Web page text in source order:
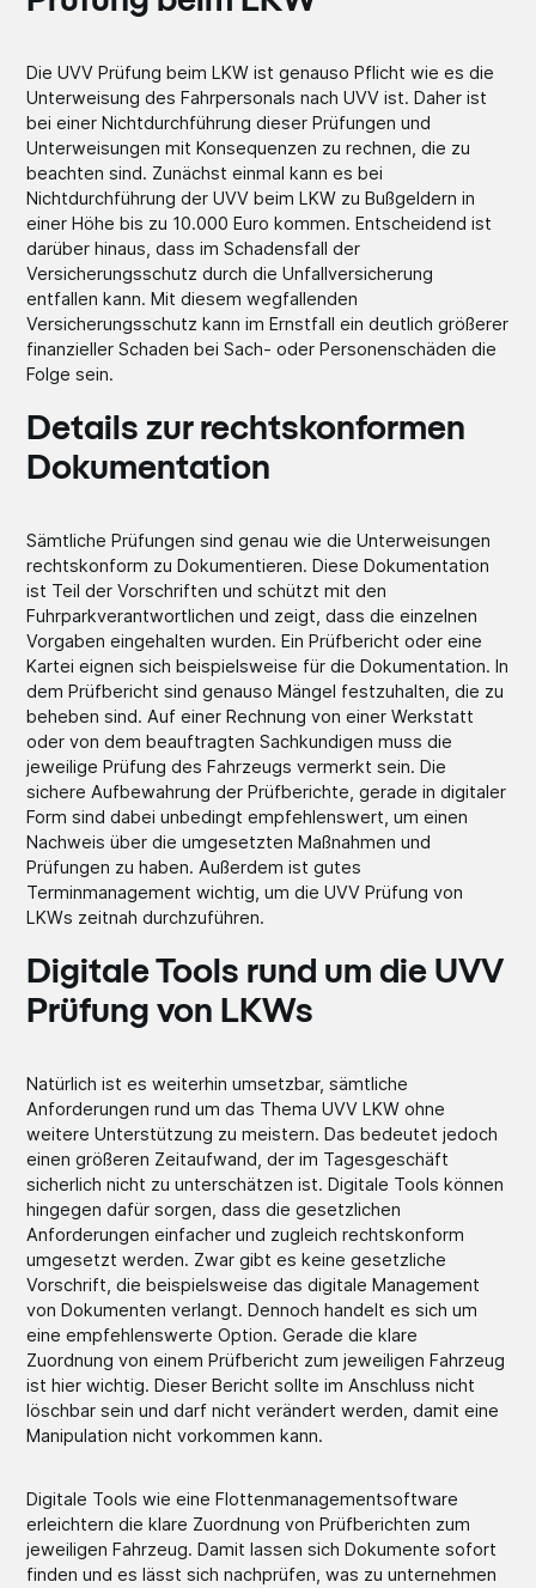
Die UVV Prüfung beim LKW ist genauso Pflicht wie es die
Unterweisung des Fahrpersonals nach UVV ist. Daher ist
bei einer Nichtdurchführung dieser Prüfungen und
Unterweisungen mit Konsequenzen zu rechnen, die zu
beachten sind. Zunächst einmal kann es bei
Nichtdurchführung der UVV beim LKW zu Bußgeldern in
einer Höhe bis zu 10.000 Euro kommen. Entscheidend ist
darüber hinaus, dass im Schadensfall der
Versicherungsschutz durch die Unfallversicherung
entfallen kann. Mit diesem wegfallenden
Versicherungsschutz kann im Ernstfall ein deutlich größerer
finanzieller Schaden bei Sach- oder Personenschäden die
Folge sein.
Details zur rechtskonformen
Dokumentation
Sämtliche Prüfungen sind genau wie die Unterweisungen
rechtskonform zu Dokumentieren. Diese Dokumentation
ist Teil der Vorschriften und schützt mit den
Fuhrparkverantwortlichen und zeigt, dass die einzelnen
Vorgaben eingehalten wurden. Ein Prüfbericht oder eine
Kartei eignen sich beispielsweise für die Dokumentation. In
dem Prüfbericht sind genauso Mängel festzuhalten, die zu
beheben sind. Auf einer Rechnung von einer Werkstatt
oder von dem beauftragten Sachkundigen muss die
jeweilige Prüfung des Fahrzeugs vermerkt sein. Die
sichere Aufbewahrung der Prüfberichte, gerade in digitaler
Form sind dabei unbedingt empfehlenswert, um einen
Nachweis über die umgesetzten Maßnahmen und
Prüfungen zu haben. Außerdem ist gutes
Terminmanagement wichtig, um die UVV Prüfung von
LKWs zeitnah durchzuführen.
Digitale Tools rund um die UVV
Prüfung von LKWs
Natürlich ist es weiterhin umsetzbar, sämtliche
Anforderungen rund um das Thema UVV LKW ohne
weitere Unterstützung zu meistern. Das bedeutet jedoch
einen größeren Zeitaufwand, der im Tagesgeschäft
sicherlich nicht zu unterschätzen ist. Digitale Tools können
hingegen dafür sorgen, dass die gesetzlichen
Anforderungen einfacher und zugleich rechtskonform
umgesetzt werden. Zwar gibt es keine gesetzliche
Vorschrift, die beispielsweise das digitale Management
von Dokumenten verlangt. Dennoch handelt es sich um
eine empfehlenswerte Option. Gerade die klare
Zuordnung von einem Prüfbericht zum jeweiligen Fahrzeug
ist hier wichtig. Dieser Bericht sollte im Anschluss nicht
löschbar sein und darf nicht verändert werden, damit eine
Manipulation nicht vorkommen kann.
Digitale Tools wie eine Flottenmanagementsoftware
erleichtern die klare Zuordnung von Prüfberichten zum
jeweiligen Fahrzeug. Damit lassen sich Dokumente sofort
finden und es lässt sich nachprüfen, was zu unternehmen